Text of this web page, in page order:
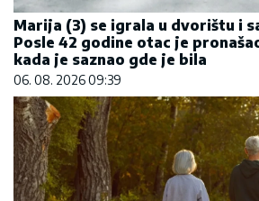
Marija (3) se igrala u dvorištu i
Posle 42 godine otac je
kada je saznao gde je bila
06. 08. 2026 09:39